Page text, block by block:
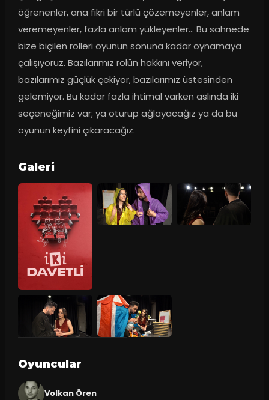
öğrenenler, ana fikri bir türlü çözemeyenler, anlam
veremeyenler, fazla anlam yükleyenler… Bu sahnede
bize biçilen rolleri oyunun sonuna kadar oynamaya
çalışıyoruz. Bazılarımız rolün hakkını veriyor,
bazılarımız güçlük çekiyor, bazılarımız üstesinden
gelemiyor. Bu kadar fazla ihtimal varken aslında iki
seçeneğimiz var; ya oturup ağlayacağız ya da bu
oyunun keyfini çıkaracağız.
Galeri
Oyuncular
Volkan Ören